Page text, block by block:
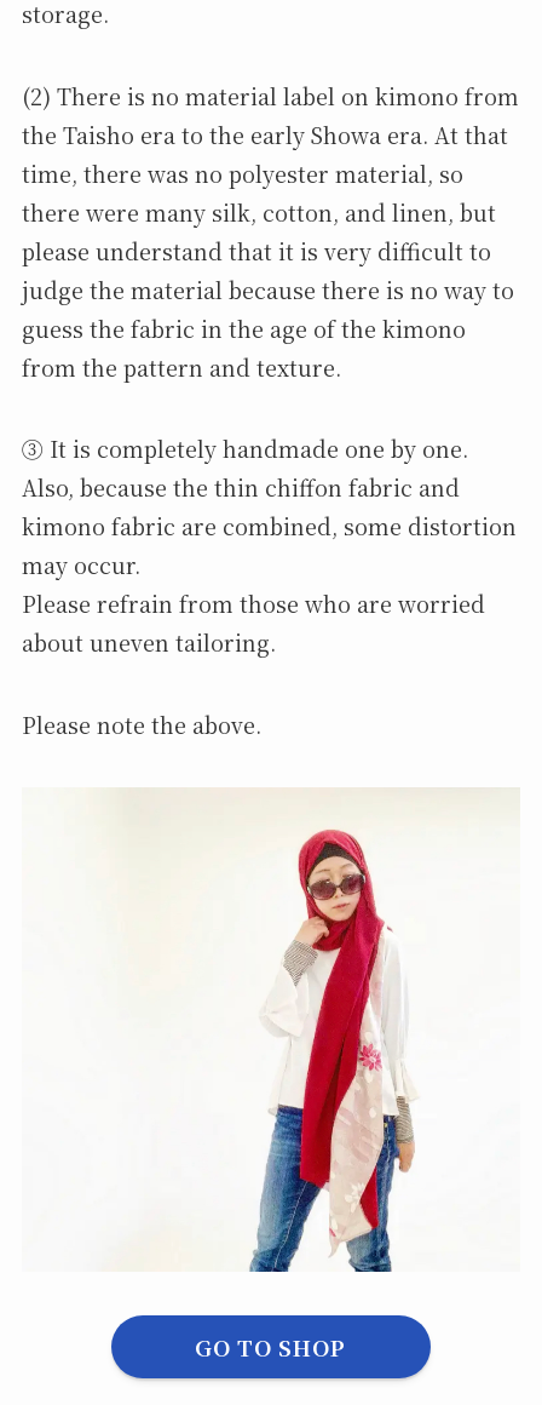
storage.
(2) There is no material label on kimono from
the Taisho era to the early Showa era. At that
time, there was no polyester material, so
there were many silk, cotton, and linen, but
please understand that it is very difficult to
judge the material because there is no way to
guess the fabric in the age of the kimono
from the pattern and texture.
③ It is completely handmade one by one.
Also, because the thin chiffon fabric and
kimono fabric are combined, some distortion
may occur.
Please refrain from those who are worried
about uneven tailoring.
Please note the above.
GO TO SHOP